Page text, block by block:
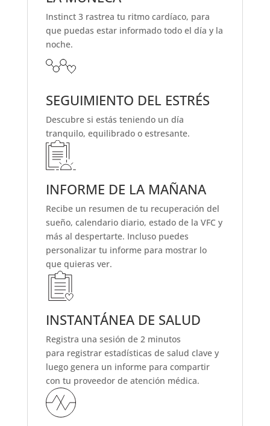
Instinct 3 rastrea tu ritmo cardíaco, para
que puedas estar informado todo el día y la
noche.
SEGUIMIENTO DEL ESTRÉS
Descubre si estás teniendo un día
tranquilo, equilibrado o estresante.
INFORME DE LA MAÑANA
Recibe un resumen de tu recuperación del
sueño, calendario diario, estado de la VFC y
más al despertarte. Incluso puedes
personalizar tu informe para mostrar lo
que quieras ver.
INSTANTÁNEA DE SALUD
Registra una sesión de 2 minutos
para registrar estadísticas de salud clavey
luego genera un informe para compartir
con tu proveedor de atención médica.